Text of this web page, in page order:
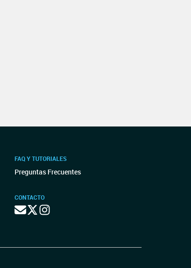
FAQ Y TUTORIALES
Preguntas Frecuentes
CONTACTO